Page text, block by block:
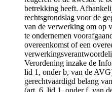
betrekking heeft.
rechtsgrondslag voor de
van de verwerking om op
te ondernemen
overeenkomst of een
Verordening inzake de
lid 1, onder b, van de
gerechtvaardigd belang
(art. 6, lid 1, onder f, van